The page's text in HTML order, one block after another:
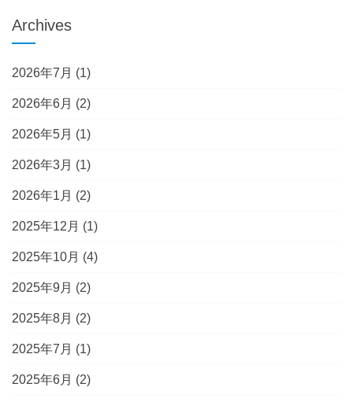
Archives
2026年7月 (1)
2026年6月 (2)
2026年5月 (1)
2026年3月 (1)
2026年1月 (2)
2025年12月 (1)
2025年10月 (4)
2025年9月 (2)
2025年8月 (2)
2025年7月 (1)
2025年6月 (2)